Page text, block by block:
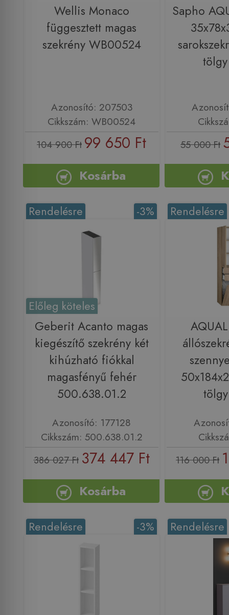
Wellis Monaco
függesztett magas
szekrény WB00524
Azonosító: 207503
Cikkszám: WB00524
104 900 Ft 99 650 Ft
Kosárba
Sapho
55 000 Ft
-3%
Rendelésre
Előleg köteles
Geberit Acanto magas
kiegészítő szekrény két
kihúzható fiókkal
magasfényű fehér
500.638.01.2
Azonosító: 177128
Cikkszám: 500.638.01.2
386 027 Ft 374 447 Ft
Kosárba
Rendelésre
116 000 Ft
-3%
Rendelésre Rendelésre